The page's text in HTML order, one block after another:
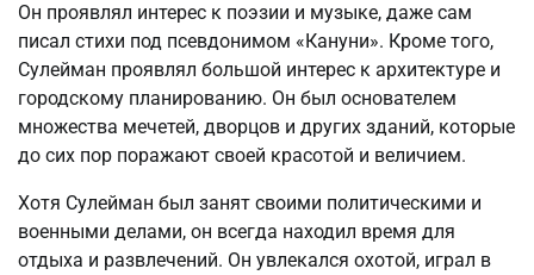
Он проявлял интерес к поэзии и музыке, даже сам
писал стихи под псевдонимом «Кануни». Кроме того,
Сулейман проявлял большой интерес к архитектуре и
городскому планированию. Он был основателем
множества мечетей, дворцов и других зданий, которые
до сих пор поражают своей красотой и величием.
Хотя Сулейман был занят своими политическими и
военными делами, он всегда находил время для
отдыха и развлечений. Он увлекался охотой, играл в